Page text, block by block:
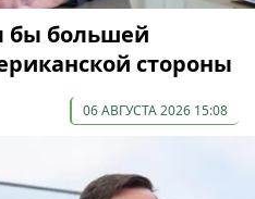
бы большей
стороны
06 АВГУСТА 2026 15:08